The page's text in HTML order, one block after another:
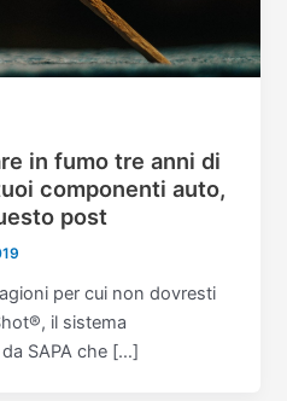
in fumo tre anni di
componenti auto,
post
per cui non dovresti
il sistema
SAPA che […]